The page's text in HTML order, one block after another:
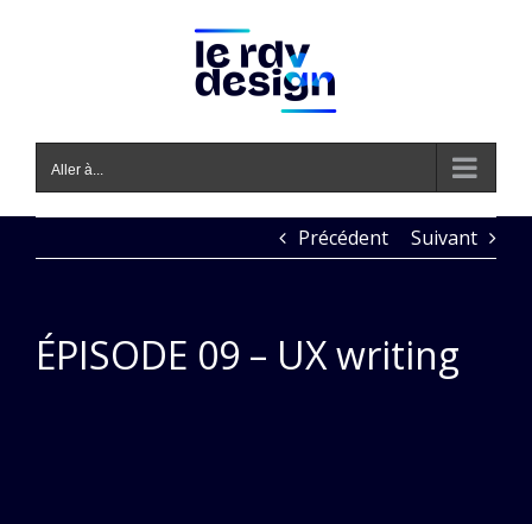
Aller à...
Précédent Suivant
ÉPISODE 09 – UX writing